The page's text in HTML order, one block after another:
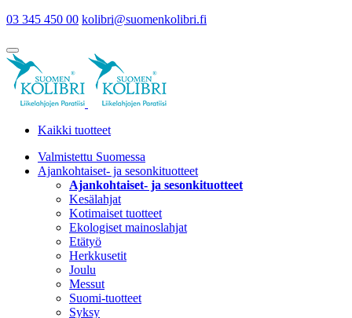
03 345 450 00 kolibri@suomenkolibri.fi
Kaikki tuotteet
Valmistettu Suomessa
Ajankohtaiset- ja sesonkituotteet
Ajankohtaiset- ja sesonkituotteet
Kesälahjat
Kotimaiset tuotteet
Ekologiset mainoslahjat
Etätyö
Herkkusetit
Joulu
Messut
Suomi-tuotteet
Syksy